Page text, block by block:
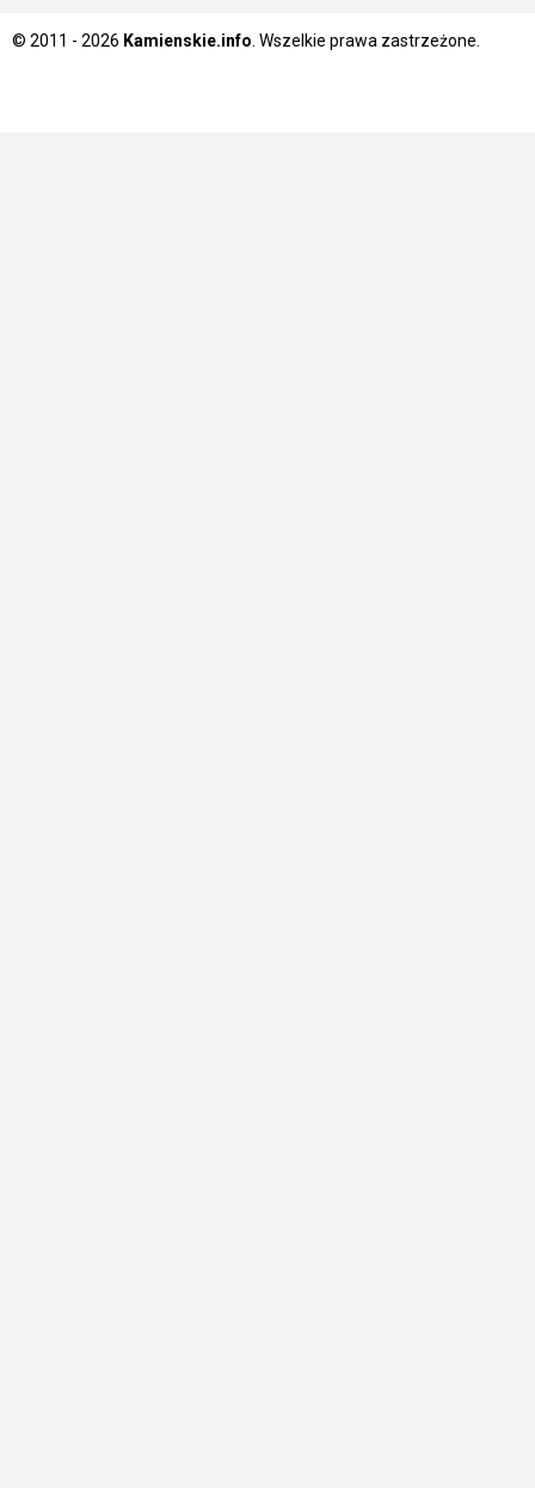
© 2011 - 2026 Kamienskie.info . Wszelkie prawa zastrzeżone.